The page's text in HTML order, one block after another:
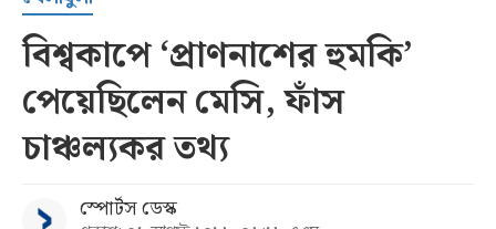
বিশ্বকাপে ‘প্রাণনাশের হুমকি’
পেয়েছিলেন মেসি, ফাঁস
চাঞ্চল্যকর তথ্য
স্পোর্টস ডেস্ক